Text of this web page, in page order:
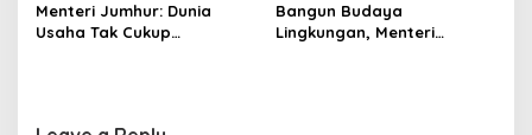
Menteri Jumhur: Dunia
Usaha Tak Cukup
Bangun Budaya
Lingkungan, Menteri